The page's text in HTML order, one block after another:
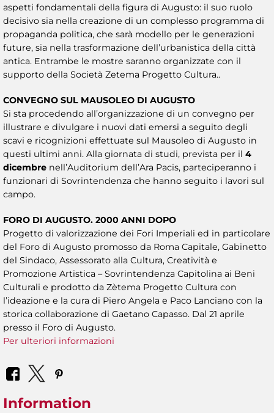
aspetti fondamentali della figura di Augusto: il suo ruolo
decisivo sia nella creazione di un complesso programma di
propaganda politica, che sarà modello per le generazioni
future, sia nella trasformazione dell’urbanistica della città
antica. Entrambe le mostre saranno organizzate con il
supporto della Società Zetema Progetto Cultura..
CONVEGNO SUL MAUSOLEO DI AUGUSTO
Si sta procedendo all’organizzazione di un convegno per
illustrare e divulgare i nuovi dati emersi a seguito degli
scavi e ricognizioni effettuate sul Mausoleo di Augusto in
questi ultimi anni. Alla giornata di studi, prevista per il 4
dicembre nell’Auditorium dell’Ara Pacis, parteciperanno i
funzionari di Sovrintendenza che hanno seguito i lavori sul
campo.
FORO DI AUGUSTO. 2000 ANNI DOPO
Progetto di valorizzazione dei Fori Imperiali ed in particolare
del Foro di Augusto promosso da Roma Capitale, Gabinetto
del Sindaco, Assessorato alla Cultura, Creatività e
Promozione Artistica – Sovrintendenza Capitolina ai Beni
Culturali e prodotto da Zètema Progetto Cultura con
l’ideazione e la cura di Piero Angela e Paco Lanciano con la
storica collaborazione di Gaetano Capasso. Dal 21 aprile
presso il Foro di Augusto.
Per ulteriori informazioni
Information